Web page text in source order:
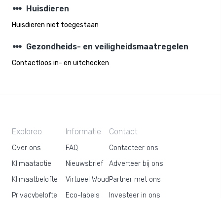
steppers Huisdieren
Huisdieren niet toegestaan
steppers Gezondheids- en veiligheidsmaatregelen
Contactloos in- en uitchecken
Exploreo
Over ons
Klimaatactie
Klimaatbelofte
Privacybelofte
Informatie
FAQ
Nieuwsbrief
Virtueel Woud
Eco-labels
Contact
Contacteer ons
Adverteer bij ons
Partner met ons
Investeer in ons